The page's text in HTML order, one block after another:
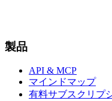
製品
API & MCP
マインドマップ
有料サブスクリプ